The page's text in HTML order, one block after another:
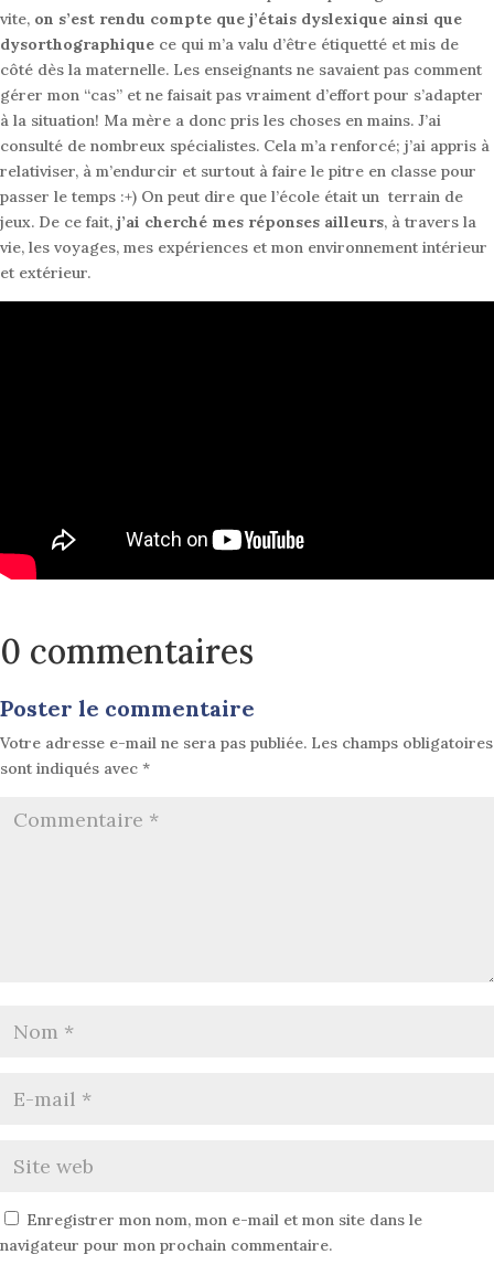
vite, on s’est rendu compte que j’étais dyslexique ainsi que
dysorthographique ce qui m’a valu d’être étiquetté et mis de
côté dès la maternelle. Les enseignants ne savaient pas comment
gérer mon “cas” et ne faisait pas vraiment d’effort pour s’adapter
à la situation! Ma mère a donc pris les choses en mains. J’ai
consulté de nombreux spécialistes. Cela m’a renforcé; j’ai appris à
relativiser, à m’endurcir et surtout à faire le pitre en classe pour
passer le temps :+) On peut dire que l’école était un terrain de
jeux. De ce fait, j’ai cherché mes réponses ailleurs, à travers la
vie, les voyages, mes expériences et mon environnement intérieur
et extérieur.
0 commentaires
Poster le commentaire
Votre adresse e-mail ne sera pas publiée. Les champs obligatoires
sont indiqués avec *
Enregistrer mon nom, mon e-mail et mon site dans le
navigateur pour mon prochain commentaire.